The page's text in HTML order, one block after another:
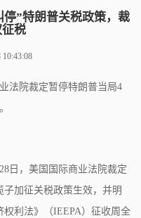
”特朗普关税政策，裁
税
法院裁定暂停特朗普当局4
日，美国国际商业法院裁定
子加征关税政策生效，并明
利法》（IEEPA）征收周全